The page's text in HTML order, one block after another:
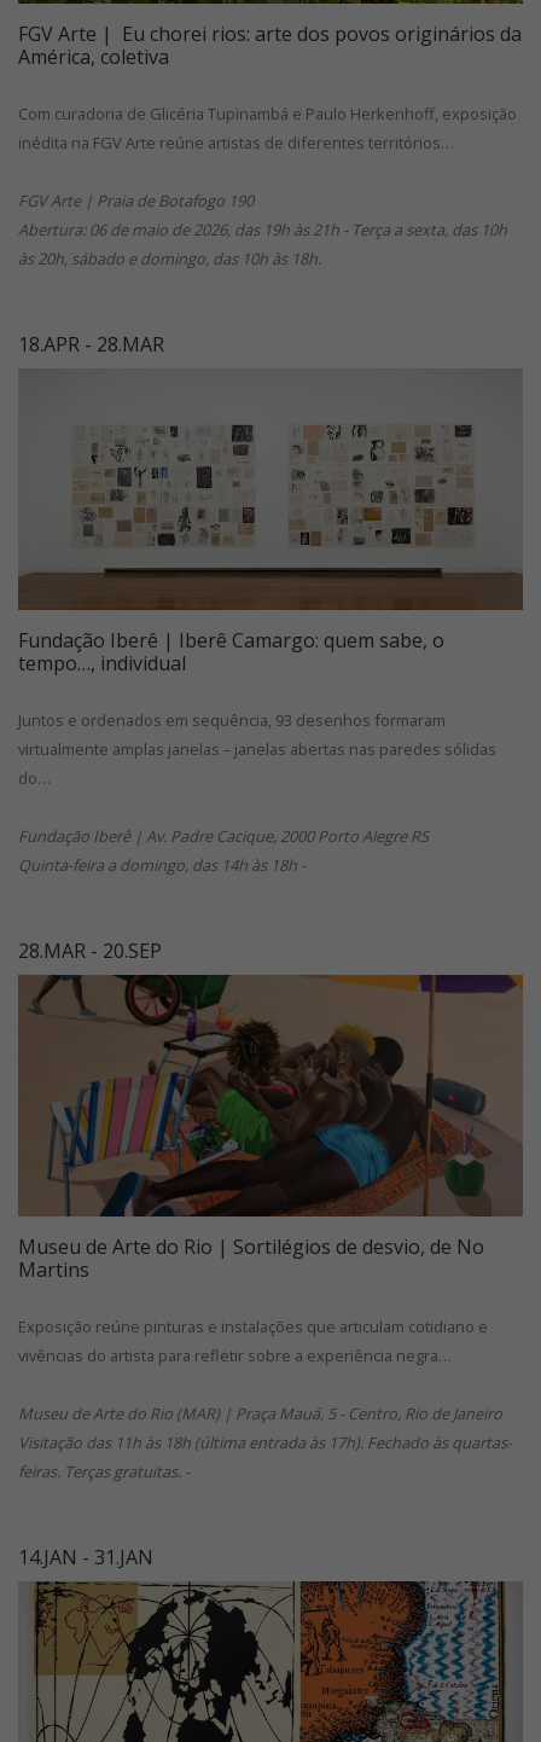
FGV Arte | Eu chorei rios: arte dos povos originários da
América, coletiva
Com curadoria de Glicéria Tupinambá e Paulo Herkenhoff, exposição
inédita na FGV Arte reúne artistas de diferentes territórios…
FGV Arte | Praia de Botafogo 190
Abertura: 06 de maio de 2026, das 19h às 21h - Terça a sexta, das 10h
às 20h, sábado e domingo, das 10h às 18h.
18.APR - 28.MAR
Fundação Iberê | Iberê Camargo: quem sabe, o
tempo…, individual
Juntos e ordenados em sequência, 93 desenhos formaram
virtualmente amplas janelas – janelas abertas nas paredes sólidas
do…
Fundação Iberê | Av. Padre Cacique, 2000 Porto Alegre RS
Quinta-feira a domingo, das 14h às 18h -
28.MAR - 20.SEP
Museu de Arte do Rio | Sortilégios de desvio, de No
Martins
Exposição reúne pinturas e instalações que articulam cotidiano e
vivências do artista para refletir sobre a experiência negra…
Museu de Arte do Rio (MAR) | Praça Mauá, 5 - Centro, Rio de Janeiro
Visitação das 11h às 18h (última entrada às 17h). Fechado às quartas-
feiras. Terças gratuitas. -
14.JAN - 31.JAN